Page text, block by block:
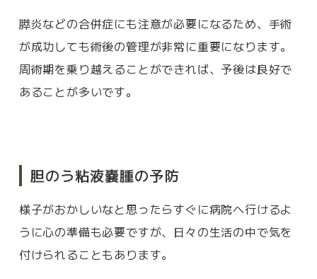
膵炎などの合併症にも注意が必要になるため、手術
が成功しても術後の管理が非常に重要になります。
周術期を乗り越えることができれば、予後は良好で
あることが多いです。
胆のう粘液嚢腫の予防
様子がおかしいなと思ったらすぐに病院へ行けるよ
うに心の準備も必要ですが、日々の生活の中で気を
付けられることもあります。